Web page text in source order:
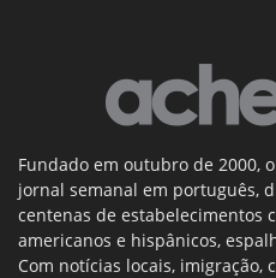
Fundado em outubro de 2000,
jornal semanal em português,
centenas de estabelecimentos
americanos e hispânicos,
Com notícias locais, imigração,